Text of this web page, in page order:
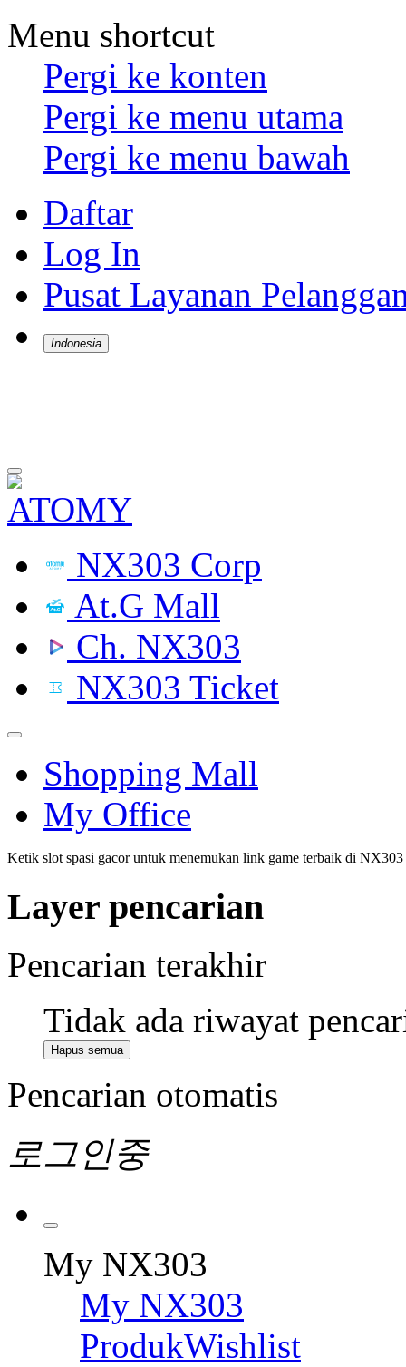
Menu shortcut
Pergi ke konten
Pergi ke menu utama
Pergi ke menu bawah
Daftar
Log In
Pusat Layanan
Indonesia
NX303 Corp
At.G Mall
Ch. NX303
NX303 Ticket
Shopping Mall
My Office
Ketik slot spasi gacor untuk menemukan link game terbaik di NX303
Layer pencarian
Pencarian terakhir
Tidak ada riwayat
Hapus semua
Pencarian otomatis
로그인중
My NX303
My NX303
ProdukWishlist